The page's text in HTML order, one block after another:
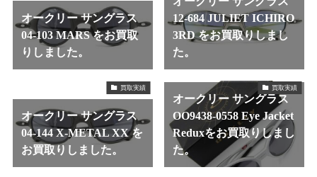
オークリー サングラス
04-103 MARS をお買取
りしました。
12-684 JULIET ICHIRO
3RD をお買取りしまし
た。
買取実績
オークリー サングラス
04-144 X-METAL XX を
お買取りしました。
買取実績
オークリー サングラス
OO9438-0558 Eye Jacket
Reduxをお買取りしまし
た。